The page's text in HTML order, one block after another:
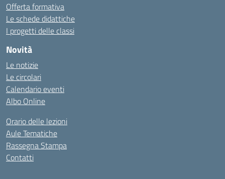
Offerta formativa
Le schede didattiche
I progetti delle classi
Novità
Le notizie
Le circolari
Calendario eventi
Albo Online
Orario delle lezioni
Aule Tematiche
Rassegna Stampa
Contatti